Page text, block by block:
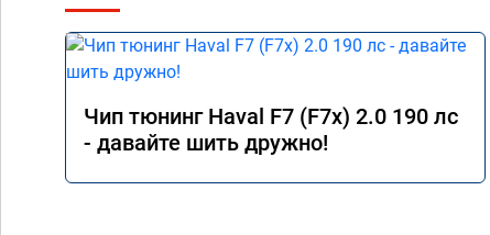
Чип тюнинг Haval F7 (F7x) 2.0 190 лс
- давайте шить дружно!